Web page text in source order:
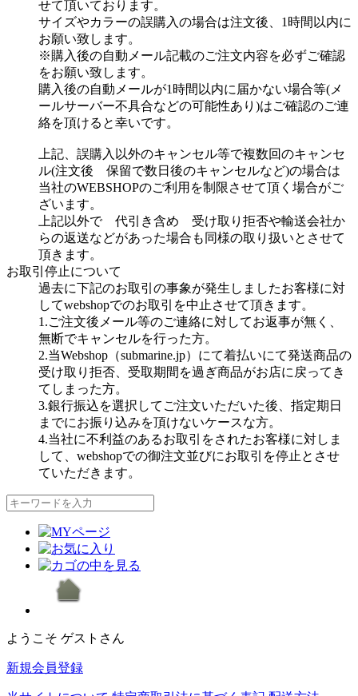
せて頂いております。
サイズやカラーの誤購入の場合は注文後、1時間以内に
お願い致します。
※購入後の自動メール記載のご注文内容を必ずご確認
をお願い致します。
購入後の自動メールが1時間以内に届かない場合等(メ
ールサーバー不具合などの可能性あり)はご確認のご連
絡を頂けると幸いです。
上記、誤購入以外のキャンセル等で複数回のキャンセ
ル(注文後 保留で数日後のキャンセルなど)の場合は
当社のWEBSHOPのご利用を制限させて頂く場合がご
ざいます。
上記以外で 代引き含め 受け取り拒否や輸送会社か
らの返送などがあった場合も同様の取り扱いとさせて
頂きます。
お取引停止について
過去に下記のお取引の事象が発生しましたお客様に対
してwebshopでのお取引を中止させて頂きます。
1.ご注文後メール等のご連絡に対してお返事が無く、
無断でキャンセルを行った方。
2.当Webshop（submarine.jp）にて着払いにて発送商品の
受け取り拒否、受取期間を過ぎ商品がお店に戻ってき
てしまった方。
3.銀行振込を選択してご注文いただいた後、指定期日
までにお振り込みを頂けないケースな方。
4.当社に不利益のあるお取引をされたお客様に対しま
して、webshopでの御注文並びにお取引を停止とさせ
ていただきます。
ようこそ ゲストさん
新規会員登録